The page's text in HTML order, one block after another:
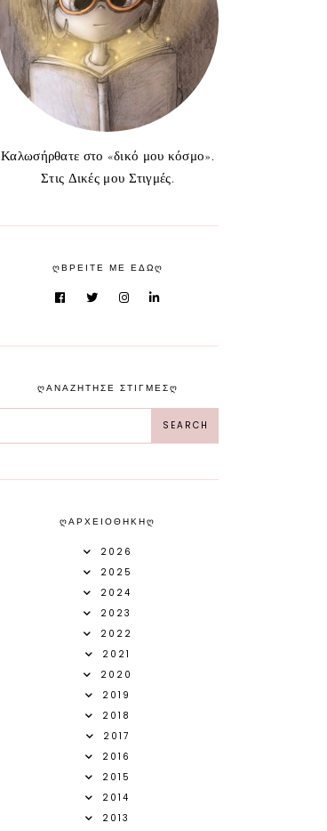
Καλωσήρθατε στο «δικό μου κόσμο».
Στις Δικές μου Στιγμές.
ᲦΒΡΕΙΤΕ ΜΕ ΕΔΩᲦ
ᲦΑΝΑΖΗΤΗΣΕ ΣΤΙΓΜΕΣᲦ
ᲦΑΡΧΕΙΟΘΗΚΗᲦ
2026
2025
2024
2023
2022
2021
2020
2019
2018
2017
2016
2015
2014
2013